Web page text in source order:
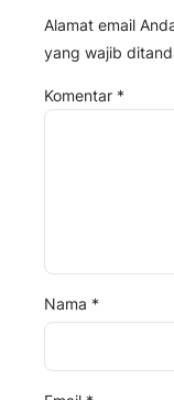
Alamat email
yang wajib
Komentar *
Nama *